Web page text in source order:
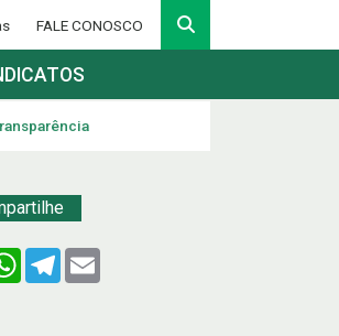
FALE CONOSCO
WhatsApp
Telegram